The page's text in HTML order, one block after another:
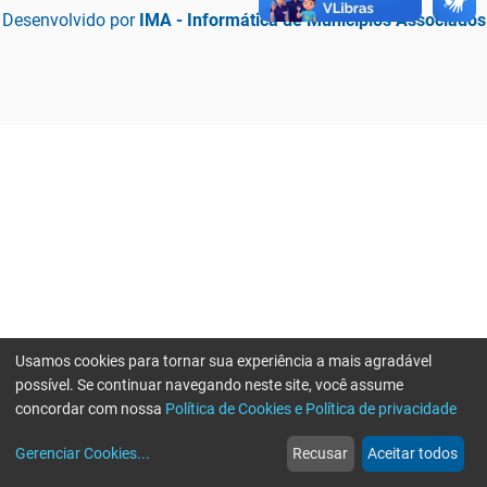
Desenvolvido por IMA - Informática de Municípios Associados
web
Notícias
more_horiz
Mais
Usamos cookies para tornar sua experiência a mais agradável
possível. Se continuar navegando neste site, você assume
concordar com nossa Política de Cookies e Política de privacidade
Gerenciar Cookies... Recusar Aceitar todos
Erro ao enviar informações, por favor tente novamente